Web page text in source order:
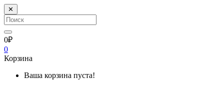
✕
0₽
0
Корзина
Ваша корзина пуста!